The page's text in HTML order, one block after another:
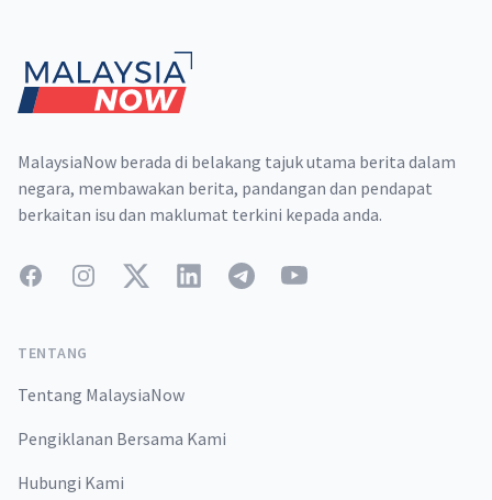
MalaysiaNow berada di belakang tajuk utama berita dalam
negara, membawakan berita, pandangan dan pendapat
berkaitan isu dan maklumat terkini kepada anda.
FacebookInstagramTwitterLinkedInTelegramYouTube
TENTANG
Tentang MalaysiaNow
Pengiklanan Bersama Kami
Hubungi Kami